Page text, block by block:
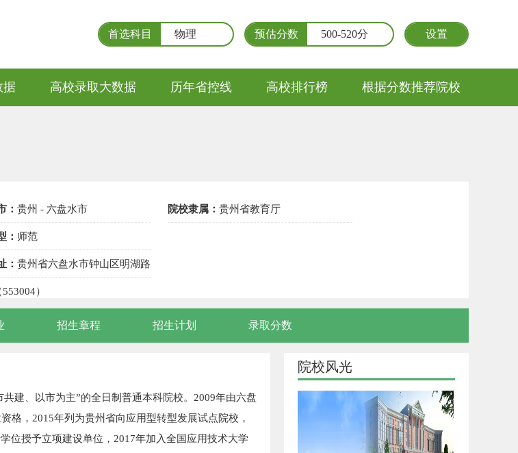
首选科目 物理 预估分数 500-520分 设置
据 高校录取大数据 历年省控线 高校排行榜 根据分数推荐院校
： 贵州 - 六盘水市 院校隶属： 贵州省教育厅
： 师范
： 贵州省六盘水市钟山区明湖路
）
招生章程 招生计划 录取分数
、以市为主”的全日制普通本科院校。2009年由六盘
格，2015年列为贵州省向应用型转型发展试点院校，
位授予立项建设单位，2017年加入全国应用技术大学
院校风光